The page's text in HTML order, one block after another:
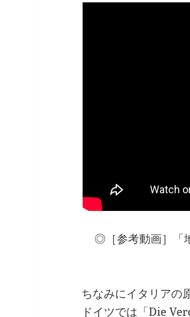
◎［参考動画］「
ちなみにイタリアの
ドイツでは「Die